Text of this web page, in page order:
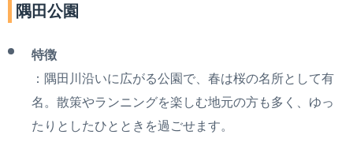
隅田公園
特徴
：隅田川沿いに広がる公園で、春は桜の名所として有
名。散策やランニングを楽しむ地元の方も多く、ゆっ
たりとしたひとときを過ごせます。